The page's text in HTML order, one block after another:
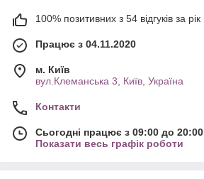
100% позитивних з 54 відгуків за рік
Працює з 04.11.2020
м. Київ
вул.Клеманська 3, Київ, Україна
Контакти
Сьогодні працює з 09:00 до 20:00
Показати весь графік роботи